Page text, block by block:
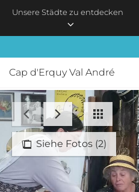
Unsere Städte zu entdecken
Cap d'Erquy Val André
Siehe Fotos (2)